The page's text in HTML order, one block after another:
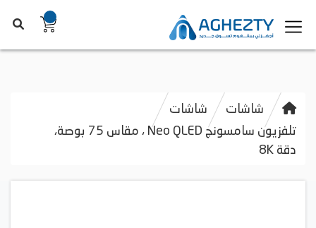
شاشات
شاشات
تلفزيون سامسونج Neo QLED ، مقاس 75 بوصة،
دقة 8K